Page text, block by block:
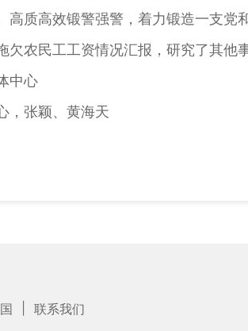
高质高效锻警强警，着力锻造一支党
农民工工资情况汇报，研究了其他事
中心
张颖、黄海天
联系我们